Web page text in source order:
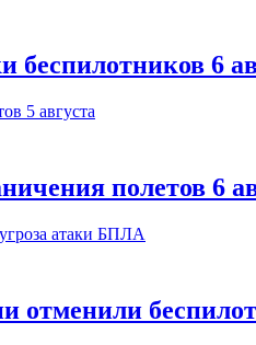
беспилотников 6
полетов 6
отменили